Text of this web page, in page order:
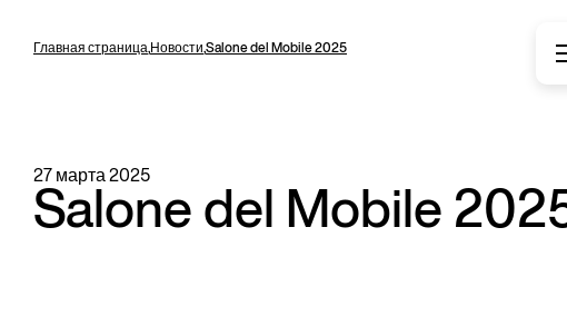
Главная страница,Новости,Salone del Mobile 2025
27 марта 2025
Salone del Mobile